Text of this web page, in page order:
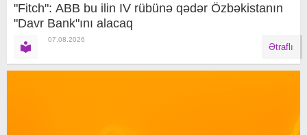
"Fitch": ABB bu ilin IV rübünə qədər Özbəkistanın
"Davr Bank"ını alacaq
07.08.2026
Ətraflı